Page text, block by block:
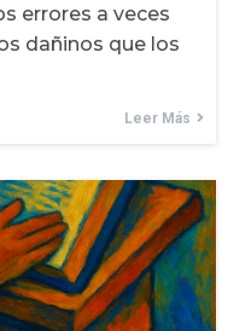
errores a veces
dañinos que los
Leer Más